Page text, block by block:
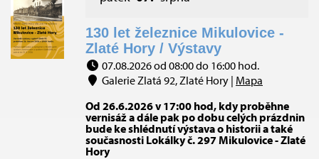
130 let železnice Mikulovice -
Zlaté Hory / Výstavy
07.08.2026 od 08:00 do 16:00 hod.
Galerie Zlatá 92, Zlaté Hory | Mapa
Od 26.6.2026 v 17:00 hod, kdy proběhne
vernisáž a dále pak po dobu celých prázdnin
bude ke shlédnutí výstava o historii a také
současnosti Lokálky č. 297 Mikulovice - Zlaté
Hory